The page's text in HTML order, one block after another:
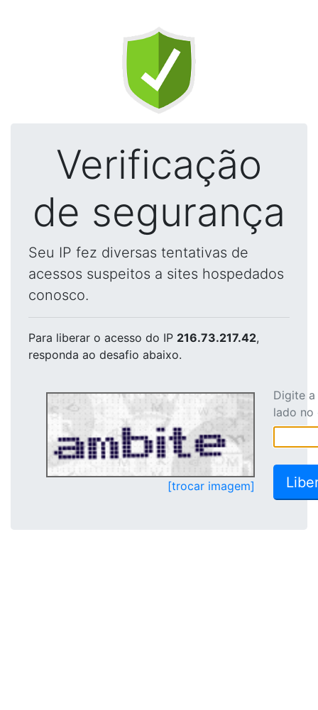
Verificação
de segurança
Seu IP fez diversas tentativas de
acessos suspeitos a sites hospedados
conosco.
Para liberar o acesso do IP 216.73.217.42,
responda ao desafio abaixo.
[trocar imagem]
Digite
lado no